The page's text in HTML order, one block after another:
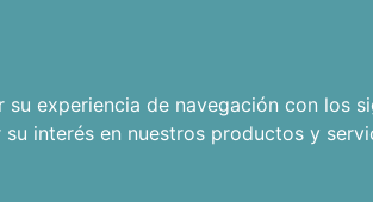
experiencia de navegación con los
su interés en nuestros productos y